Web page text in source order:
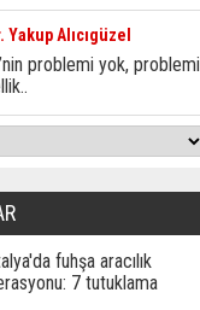
Yakup Alıcıgüzel
problemi yok, problemi
fuhşa aracılık
7 tutuklama